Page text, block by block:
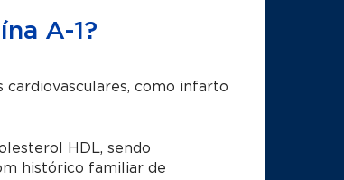
A-1?
cardiovasculares, como infarto
HDL, sendo
histórico familiar de